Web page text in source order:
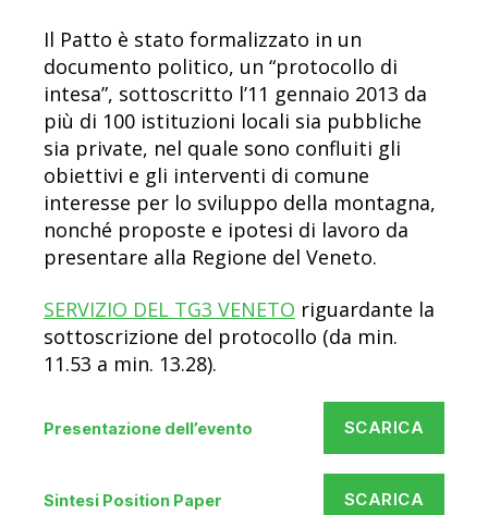
Il Patto è stato formalizzato in un
documento politico, un “protocollo di
intesa”, sottoscritto l’11 gennaio 2013 da
più di 100 istituzioni locali sia pubbliche
sia private, nel quale sono confluiti gli
obiettivi e gli interventi di comune
interesse per lo sviluppo della montagna,
nonché proposte e ipotesi di lavoro da
presentare alla Regione del Veneto.
SERVIZIO DEL TG3 VENETO riguardante la
sottoscrizione del protocollo (da min.
11.53 a min. 13.28).
Presentazione dell’evento SCARICA
Sintesi Position Paper SCARICA